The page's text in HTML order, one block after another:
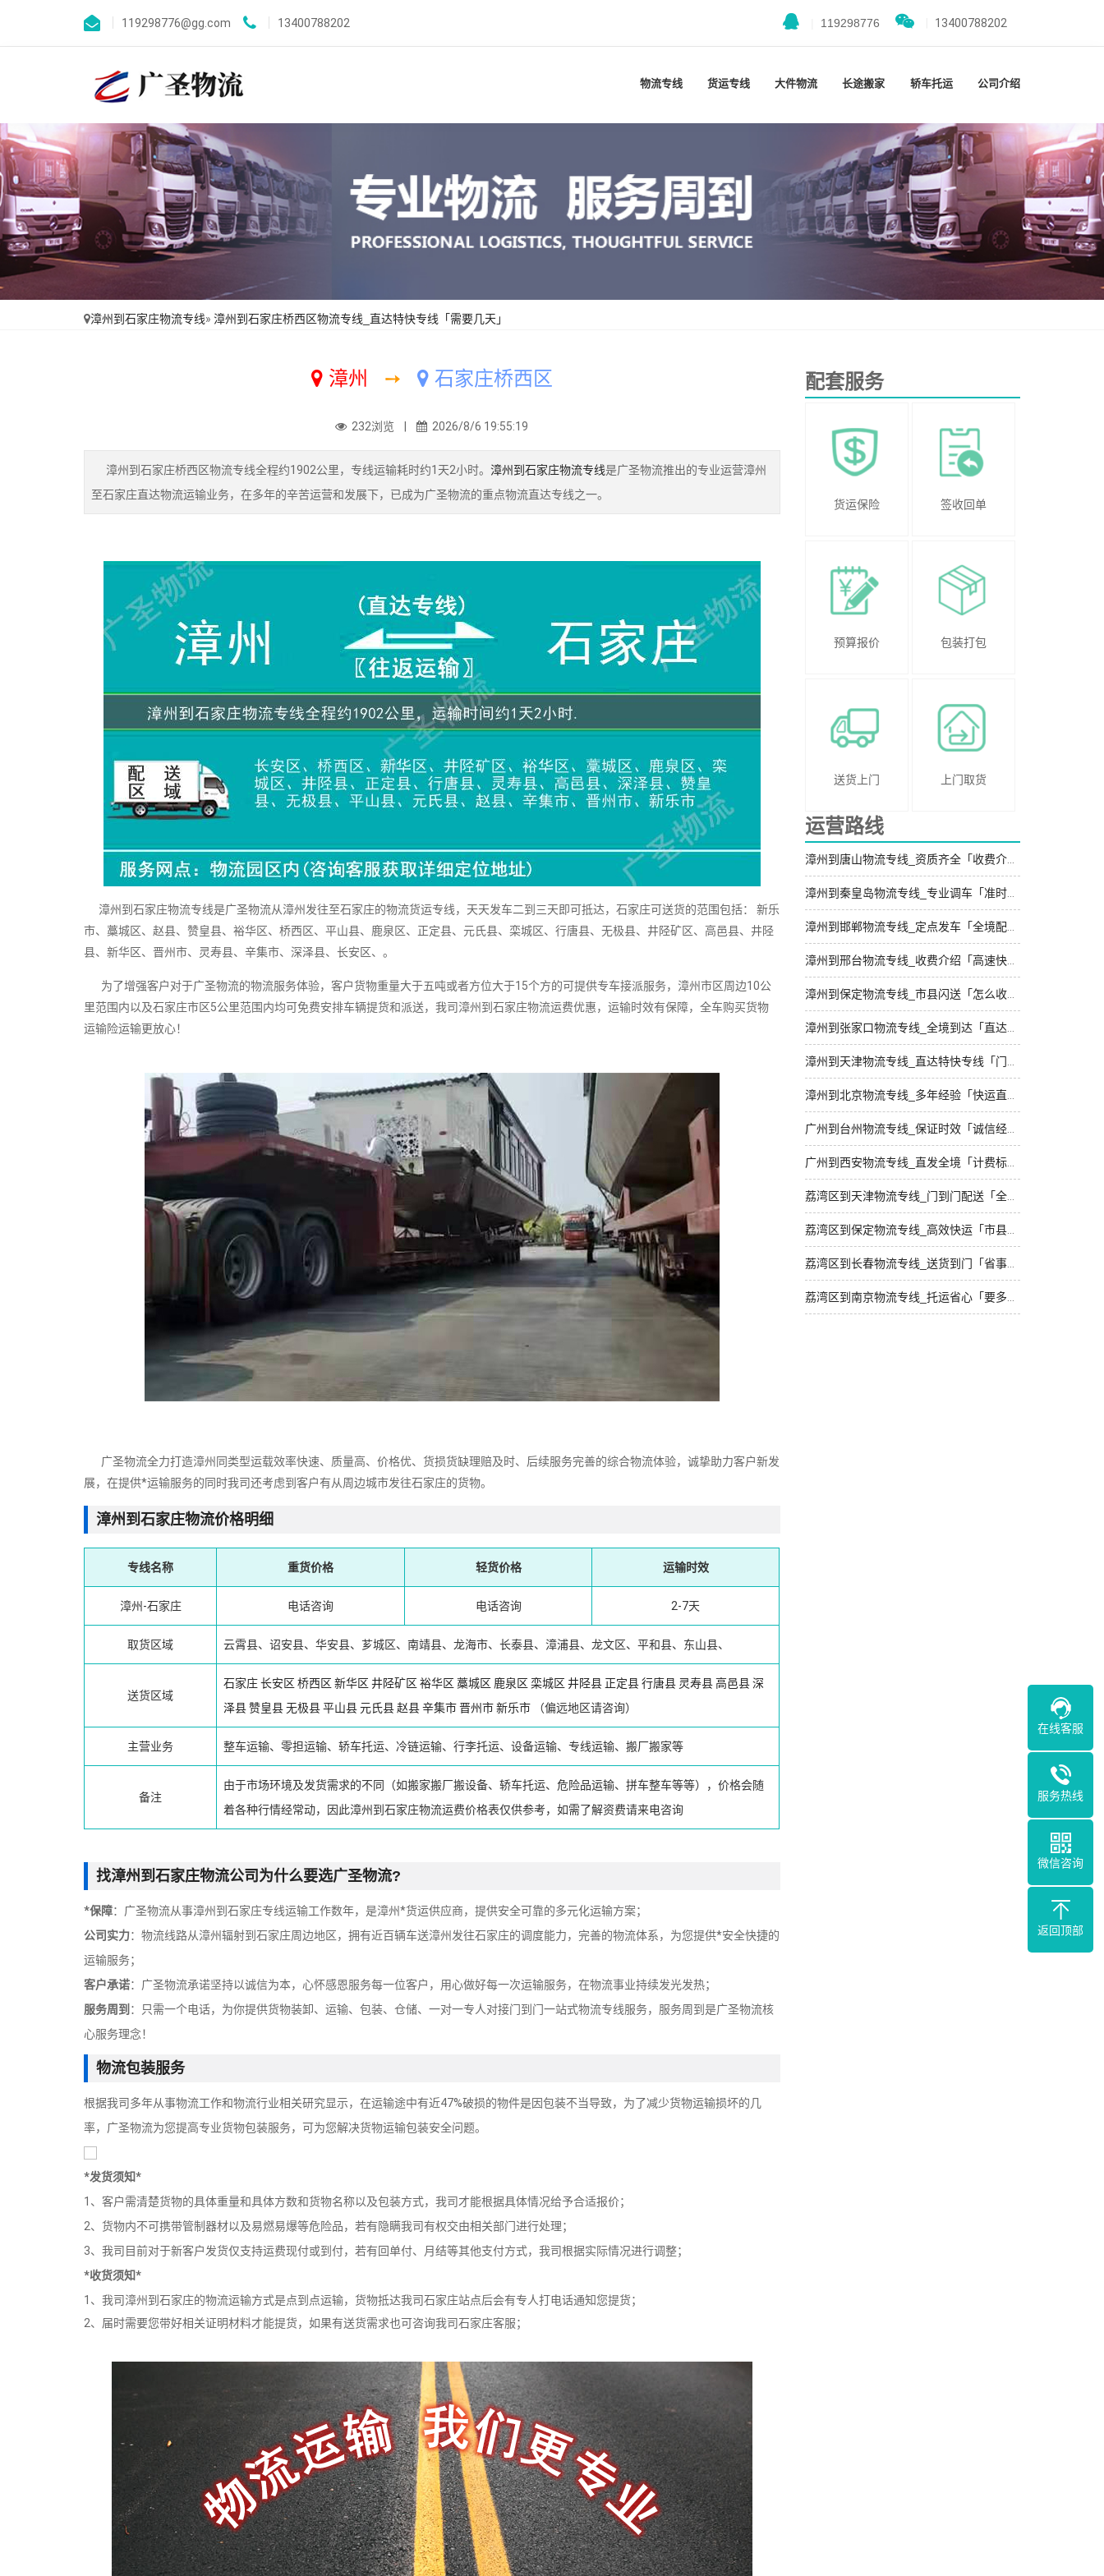
119298776@gg.com 13400788202 119298776 13400788202
物流专线 货运专线 大件物流 长途搬家 轿车托运 公司介绍
漳州到石家庄物流专线» 漳州到石家庄桥西区物流专线_直达特快专线「需要几天」
漳州 ➙ 石家庄桥西区
232浏览 | 2026/8/6 19:55:19
漳州到石家庄桥西区物流专线全程约1902公里，专线运输耗时约1天2小时。 漳州到石家庄物流专线是广圣物流推出的专业运营漳州
至石家庄直达物流运输业务，在多年的辛苦运营和发展下，已成为广圣物流的重点物流直达专线之一。
漳州到石家庄物流专线是广圣物流从漳州发往至石家庄的物流货运专线，天天发车二到三天即可抵达，石家庄可送货的范围包括： 新乐
市、藁城区、赵县、赞皇县、裕华区、桥西区、平山县、鹿泉区、正定县、元氏县、栾城区、行唐县、无极县、井陉矿区、高邑县、井陉
县、新华区、晋州市、灵寿县、辛集市、深泽县、长安区、。
为了增强客户对于广圣物流的物流服务体验，客户货物重量大于五吨或者方位大于15个方的可提供专车接派服务，漳州市区周边10公
里范围内以及石家庄市区5公里范围内均可免费安排车辆提货和派送，我司漳州到石家庄物流运费优惠，运输时效有保障，全车购买货物
运输险运输更放心！
广圣物流全力打造漳州同类型运载效率快速、质量高、价格优、货损货缺理赔及时、后续服务完善的综合物流体验，诚挚助力客户新发
展，在提供*运输服务的同时我司还考虑到客户有从周边城市发往石家庄的货物。
漳州到石家庄物流价格明细
专线名称 重货价格 轻货价格 运输时效
漳州-石家庄 电话咨询 电话咨询 2-7天
取货区域 云霄县、诏安县、华安县、芗城区、南靖县、龙海市、长泰县、漳浦县、龙文区、平和县、东山县、
送货区域
石家庄长安区 桥西区 新华区 井陉矿区 裕华区 藁城区 鹿泉区 栾城区 井陉县 正定县行唐县 灵寿县高邑县深
泽县赞皇县无极县平山县元氏县赵县辛集市晋州市新乐市 （偏远地区请咨询）
主营业务 整车运输、零担运输、轿车托运、冷链运输、行李托运、设备运输、专线运输、搬厂搬家等
备注
由于市场环境及发货需求的不同（如搬家搬厂搬设备、轿车托运、危险品运输、拼车整车等等），价格会随
着各种行情经常动，因此漳州到石家庄物流运费价格表仅供参考，如需了解资费请来电咨询
找漳州到石家庄物流公司为什么要选广圣物流?
*保障：广圣物流从事漳州到石家庄专线运输工作数年，是漳州*货运供应商，提供安全可靠的多元化运输方案；
公司实力：物流线路从漳州辐射到石家庄周边地区，拥有近百辆车送漳州发往石家庄的调度能力，完善的物流体系，为您提供*安全快捷的
运输服务；
客户承诺：广圣物流承诺坚持以诚信为本，心怀感恩服务每一位客户，用心做好每一次运输服务，在物流事业持续发光发热；
服务周到 ：只需一个电话，为你提供货物装卸、运输、包装、仓储、一对一专人对接门到门一站式物流专线服务，服务周到是广圣物流核
心服务理念！
物流包装服务
根据我司多年从事物流工作和物流行业相关研究显示，在运输途中有近47%破损的物件是因包装不当导致，为了减少货物运输损坏的几
率，广圣物流为您提高专业货物包装服务，可为您解决货物运输包装安全问题。
*发货须知*
1、客户需清楚货物的具体重量和具体方数和货物名称以及包装方式，我司才能根据具体情况给予合适报价；
2、货物内不可携带管制器材以及易燃易爆等危险品，若有隐瞒我司有权交由相关部门进行处理；
3、我司目前对于新客户发货仅支持运费现付或到付，若有回单付、月结等其他支付方式，我司根据实际情况进行调整；
*收货须知*
1、我司漳州到石家庄的物流运输方式是点到点运输，货物抵达我司石家庄站点后会有专人打电话通知您提货；
2、届时需要您带好相关证明材料才能提货，如果有送货需求也可咨询我司石家庄客服；
配套服务
货运保险 签收回单
预算报价 包装打包
送货上门 上门取货
运营路线
漳州到唐山物流专线_资质齐全「收费介绍」
漳州到秦皇岛物流专线_专业调车「准时准点」
漳州到邯郸物流专线_定点发车「全境配送」
漳州到邢台物流专线_收费介绍「高速快运」
漳州到保定物流专线_市县闪送「怎么收费」
漳州到张家口物流专线_全境到达「直达到站」
漳州到天津物流专线_直达特快专线「门到门接送」
漳州到北京物流专线_多年经验「快运直达」
广州到台州物流专线_保证时效「诚信经营」
广州到西安物流专线_直发全境「计费标准」
荔湾区到天津物流专线_门到门配送「全程定位」
荔湾区到保定物流专线_高效快运「市县闪送」
荔湾区到长春物流专线_送货到门「省事省心」
荔湾区到南京物流专线_托运省心「要多少钱」
在线客服
服务热线
微信咨询
返回顶部